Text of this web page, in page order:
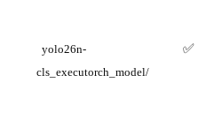
yolo26n-
cls_executorch_model/
✅